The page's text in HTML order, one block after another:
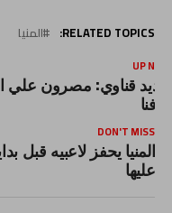
RELATED TOPICS: المنيا
UP
قناوي: مصرون علي
DON'T MISS
المنيا يحفز لاعبيه قبل
عليها